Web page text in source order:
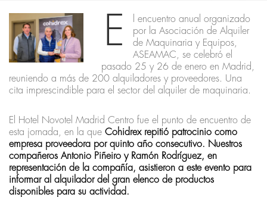
E
l encuentro anual organizado
por la Asociación de Alquiler
de Maquinaria y Equipos,
ASEAMAC, se celebró el
pasado 25 y 26 de enero en Madrid,
reuniendo a más de 200 alquiladores y proveedores. Una
cita imprescindible para el sector del alquiler de maquinaria.
El Hotel Novotel Madrid Centro fue el punto de encuentro de
esta jornada, en la que Cohidrex repitió patrocinio como
empresa proveedora por quinto año consecutivo. Nuestros
compañeros Antonio Piñeiro y Ramón Rodríguez, en
representación de la compañía, asistieron a este evento para
informar al alquilador del gran elenco de productos
disponibles para su actividad.